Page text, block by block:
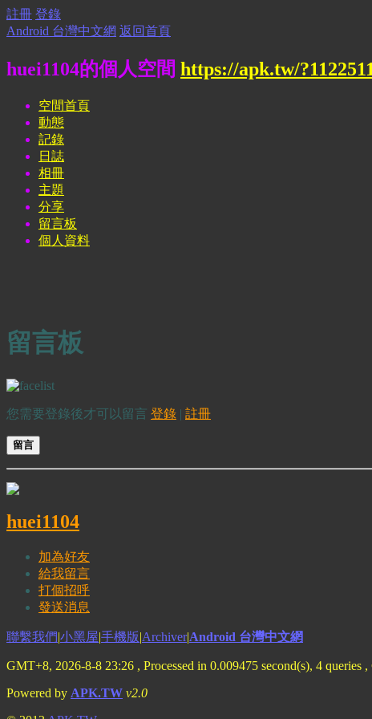
註冊 登錄
Android 台灣中文網 返回首頁
huei1104的個人空間 https://apk.tw/
空間首頁
動態
記錄
日誌
相冊
主題
分享
留言板
個人資料
留言板
您需要登錄後才可以留言 登錄 | 註冊
留言
huei1104
加為好友
給我留言
打個招呼
發送消息
聯繫我們|小黑屋|手機版|Archiver|Android 台灣中文網
GMT+8, 2026-8-8 23:26 , Processed in 0.009475 second(s), 4 queries
Powered by APK.TW v2.0